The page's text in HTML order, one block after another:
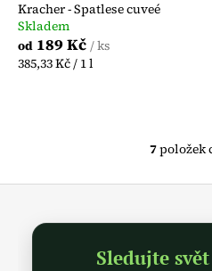
Kracher - Spatlese cuveé
Skladem
od 189 Kč / ks
Měrná
385,33 Kč / 1 l
O
a
7položek
Sledujte